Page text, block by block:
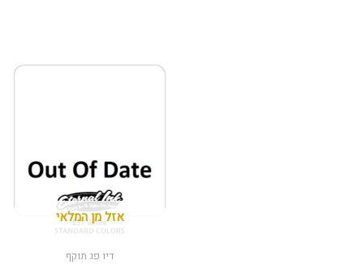
אזל מן המלאי
דיו פג תוקף